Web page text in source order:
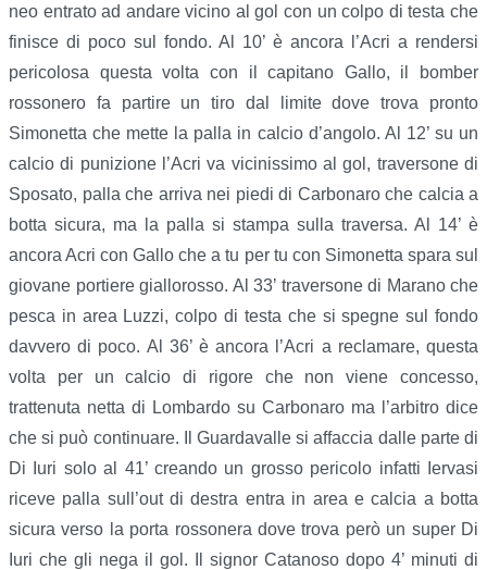
neo entrato ad andare vicino al gol con un colpo di testa che
finisce di poco sul fondo. Al 10’ è ancora l’Acri a rendersi
pericolosa questa volta con il capitano Gallo, il bomber
rossonero fa partire un tiro dal limite dove trova pronto
Simonetta che mette la palla in calcio d’angolo. Al 12’ su un
calcio di punizione l’Acri va vicinissimo al gol, traversone di
Sposato, palla che arriva nei piedi di Carbonaro che calcia a
botta sicura, ma la palla si stampa sulla traversa. Al 14’ è
ancora Acri con Gallo che a tu per tu con Simonetta spara sul
giovane portiere giallorosso. Al 33’ traversone di Marano che
pesca in area Luzzi, colpo di testa che si spegne sul fondo
davvero di poco. Al 36’ è ancora l’Acri a reclamare, questa
volta per un calcio di rigore che non viene concesso,
trattenuta netta di Lombardo su Carbonaro ma l’arbitro dice
che si può continuare. Il Guardavalle si affaccia dalle parte di
Di Iuri solo al 41’ creando un grosso pericolo infatti Iervasi
riceve palla sull’out di destra entra in area e calcia a botta
sicura verso la porta rossonera dove trova però un super Di
Iuri che gli nega il gol. Il signor Catanoso dopo 4’ minuti di